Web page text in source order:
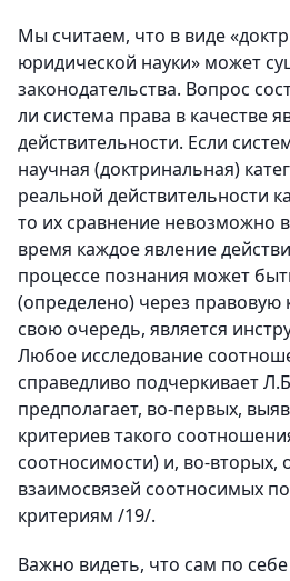
Мы считаем, что в виде
юридической науки» может
законодательства. Вопрос
ли система права в качестве
действительности. Если
научная (доктринальная)
реальной действительности
то их сравнение невозможно
время каждое явление
процессе познания может
(определено) через правовую
свою очередь, является
Любое исследование
справедливо подчеркивает
предполагает, во-первых,
критериев такого
соотносимости) и, во-вторых,
взаимосвязей соотносимых
критериям /19/.
Важно видеть, что сам по